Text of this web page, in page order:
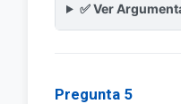
✅ Ver
Pregunta 5